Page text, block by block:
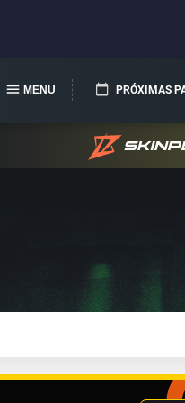
MENU PRÓXIMAS